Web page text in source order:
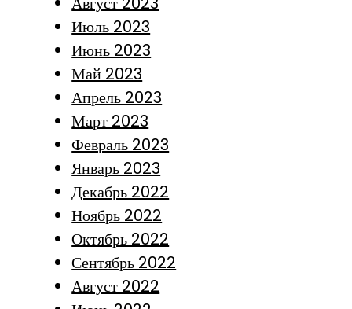
Июль 2023
Июнь 2023
Май 2023
Апрель 2023
Март 2023
Февраль 2023
Январь 2023
Декабрь 2022
Ноябрь 2022
Октябрь 2022
Сентябрь 2022
Август 2022